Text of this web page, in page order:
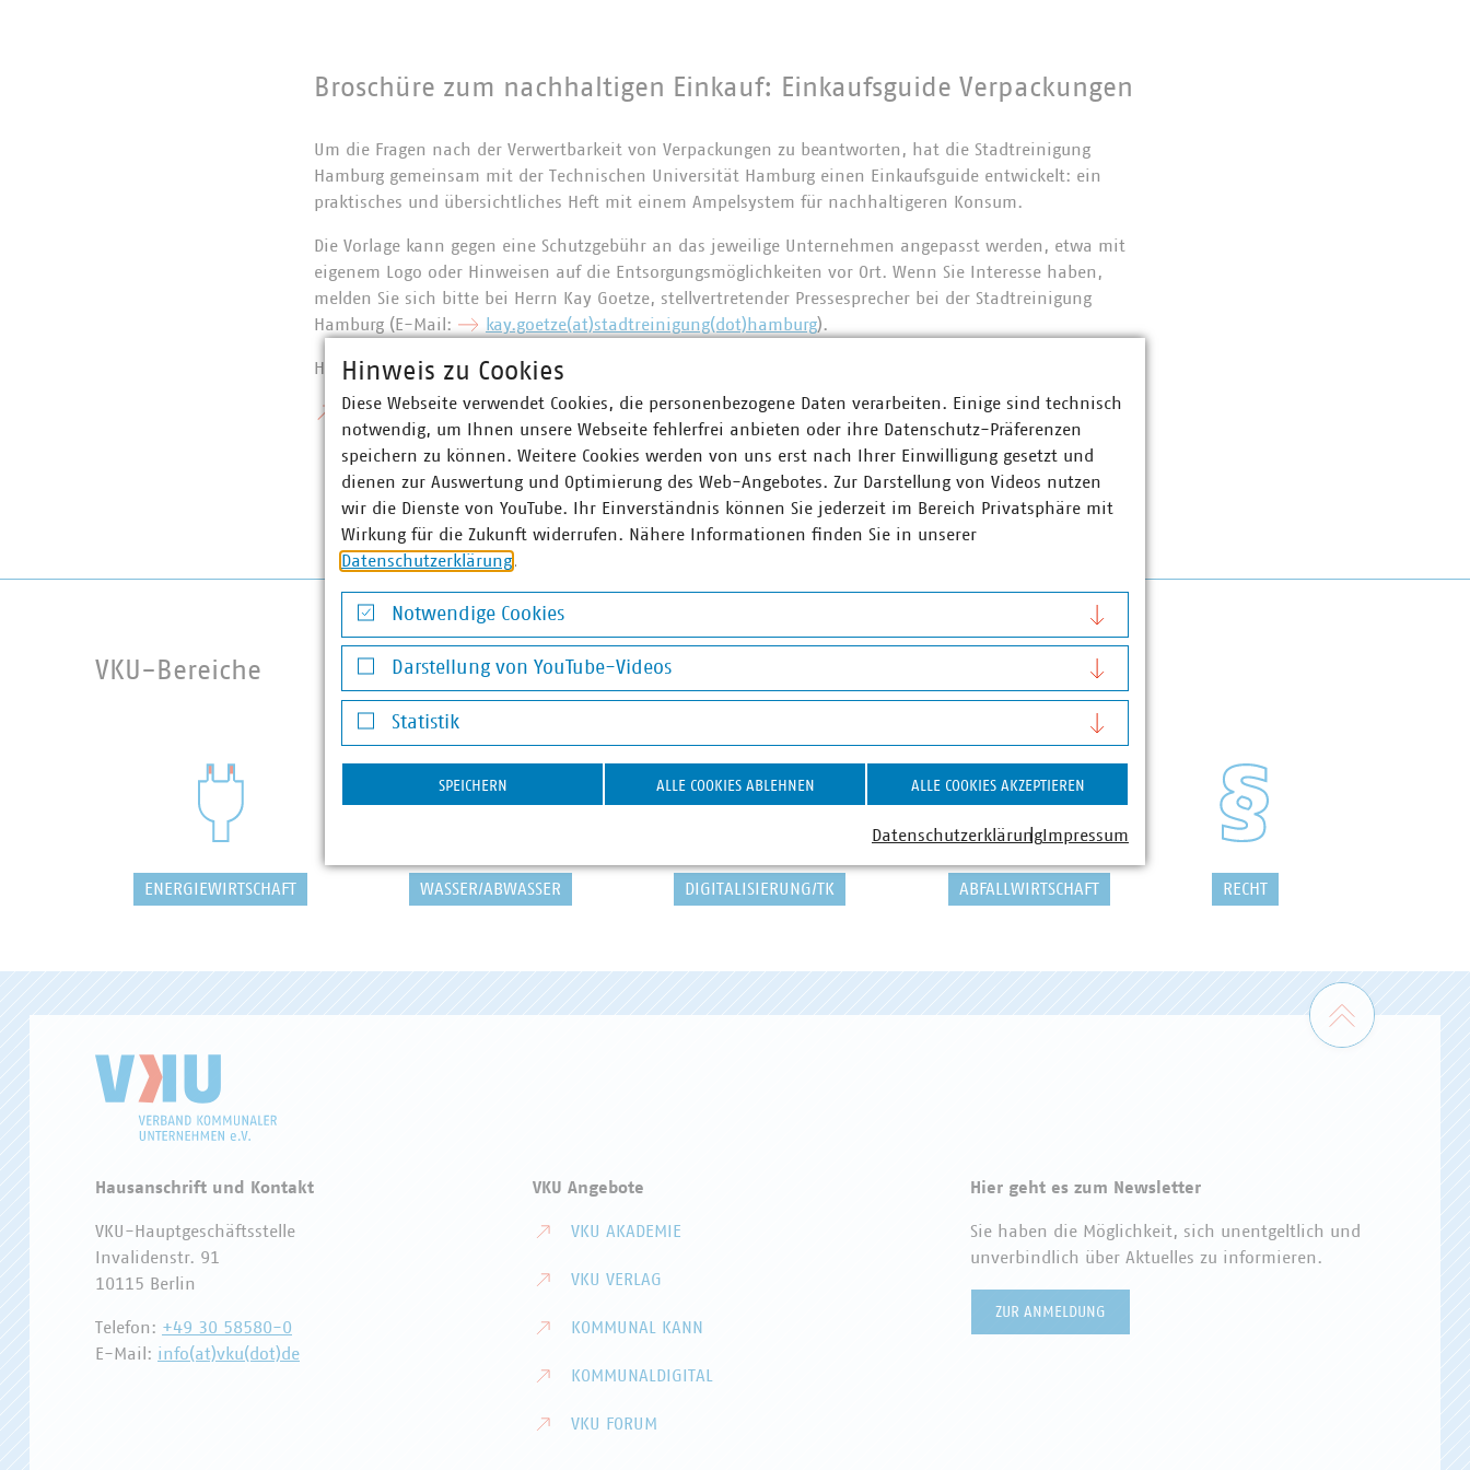
Broschüre zum nachhaltigen Einkauf: Einkaufsguide Verpackungen
Um die Fragen nach der Verwertbarkeit von Verpackungen zu beantworten, hat die Stadtreinigung
Hamburg gemeinsam mit der Technischen Universität Hamburg einen Einkaufsguide entwickelt: ein
praktisches und übersichtliches Heft mit einem Ampelsystem für nachhaltigeren Konsum.
Die Vorlage kann gegen eine Schutzgebühr an das jeweilige Unternehmen angepasst werden, etwa mit
eigenem Logo oder Hinweisen auf die Entsorgungsmöglichkeiten vor Ort. Wenn Sie Interesse haben,
melden Sie sich bitte bei Herrn Kay Goetze, stellvertretender Pressesprecher bei der Stadtreinigung
Hamburg (E-Mail:
kay.goetze(at)stadtreinigung(dot)hamburg).
Hier geht es zum Einkaufsguide
Das Video zum Einkaufsguide.
VKU-Bereiche
ENERGIEWIRTSCHAFT WASSER/ABWASSER DIGITALISIERUNG/TK ABFALLWIRTSCHAFT RECHT
Zum
Hausanschrift und Kontakt
VKU-Hauptgeschäftsstelle
Invalidenstr. 91
10115 Berlin
Telefon: +49 30 58580-0
E-Mail: info(at)vku(dot)de
VKU Angebote
VKU AKADEMIE
VKU VERLAG
KOMMUNAL KANN
KOMMUNALDIGITAL
VKU FORUM
Hier geht es zum Newsletter
Sie haben die Möglichkeit, sich unentgeltlich und
unverbindlich über Aktuelles zu informieren.
ZUR ANMELDUNG
Hinweis zu Cookies
Diese Webseite verwendet Cookies, die personenbezogene Daten verarbeiten. Einige sind technisch
notwendig, um Ihnen unsere Webseite fehlerfrei anbieten oder ihre Datenschutz-Präferenzen
speichern zu können. Weitere Cookies werden von uns erst nach Ihrer Einwilligung gesetzt und
dienen zur Auswertung und Optimierung des Web-Angebotes. Zur Darstellung von Videos nutzen
wir die Dienste von YouTube. Ihr Einverständnis können Sie jederzeit im Bereich Privatsphäre mit
Wirkung für die Zukunft widerrufen. Nähere Informationen finden Sie in unserer
Datenschutzerklärung.
Notwendige Cookies
Notwendige Cookies
Darstellung von YouTube-Videos
Darstellung von YouTube-Videos
Statistik
Statistik
SPEICHERN ALLE COOKIES ABLEHNEN ALLE COOKIES AKZEPTIEREN
DatenschutzerklärungImpressum